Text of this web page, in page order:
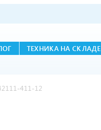
ТЕХНИКА НА СКЛАДЕ
411-12